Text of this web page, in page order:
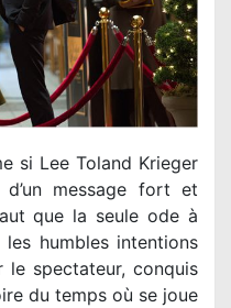
si Lee Toland Krieger
message fort et
que la seule ode à
humbles intentions
le spectateur, conquis
du temps où se joue